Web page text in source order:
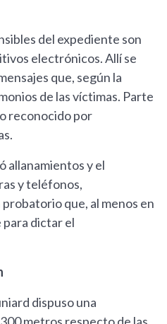
del expediente son
electrónicos. Allí se
que, según la
de las víctimas. Parte
reconocido por
allanamientos y el
y teléfonos,
que, al menos en
dictar el
dispuso una